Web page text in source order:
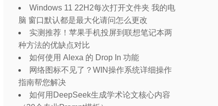
Windows 11 22H2每次打开文件夹 我的电
脑 窗口默认都是最大化请问怎么更改
实测推荐！苹果手机投屏到联想笔记本两
种方法的优缺点对比
如何使用 Alexa 的 Drop In 功能
网络图标不见了？WIN操作系统详细操作
指南帮您解决
如何用DeepSeek生成学术论文核心内容